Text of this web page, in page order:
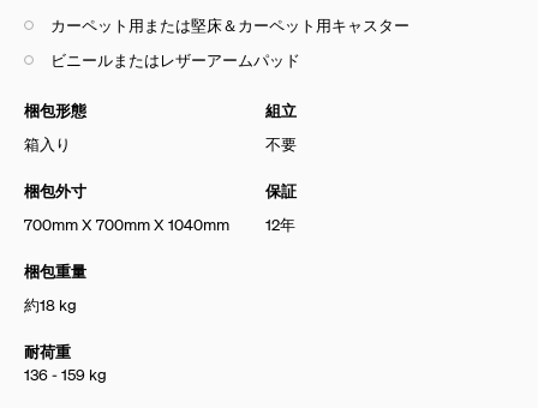
カーペット用または堅床＆カーペット用キャスター
ビニールまたはレザーアームパッド
梱包形態
箱入り
梱包外寸
700mm X 700mm X 1040mm
梱包重量
約18 kg
耐荷重
136 - 159 kg
組立
不要
保証
12年